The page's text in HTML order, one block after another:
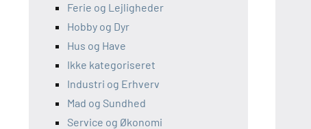
Ferie og Lejligheder
Hobby og Dyr
Hus og Have
Ikke kategoriseret
Industri og Erhverv
Mad og Sundhed
Service og Økonomi